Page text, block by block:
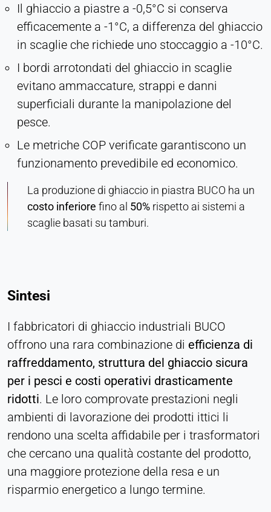
Il ghiaccio a piastre a -0,5°C si conserva
efficacemente a -1°C, a differenza del ghiaccio
in scaglie che richiede uno stoccaggio a -10°C.
I bordi arrotondati del ghiaccio in scaglie
evitano ammaccature, strappi e danni
superficiali durante la manipolazione del
pesce.
Le metriche COP verificate garantiscono un
funzionamento prevedibile ed economico.
La produzione di ghiaccio in piastra BUCO ha un
costo inferiore fino al 50% rispetto ai sistemi a
scaglie basati su tamburi.
Sintesi
I fabbricatori di ghiaccio industriali BUCO
offrono una rara combinazione di efficienza di
raffreddamento, struttura del ghiaccio sicura
per i pesci e costi operativi drasticamente
ridotti. Le loro comprovate prestazioni negli
ambienti di lavorazione dei prodotti ittici li
rendono una scelta affidabile per i trasformatori
che cercano una qualità costante del prodotto,
una maggiore protezione della resa e un
risparmio energetico a lungo termine.